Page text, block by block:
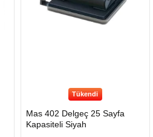
Tükendi
Mas 402 Delgeç 25 Sayfa
Kapasiteli Siyah